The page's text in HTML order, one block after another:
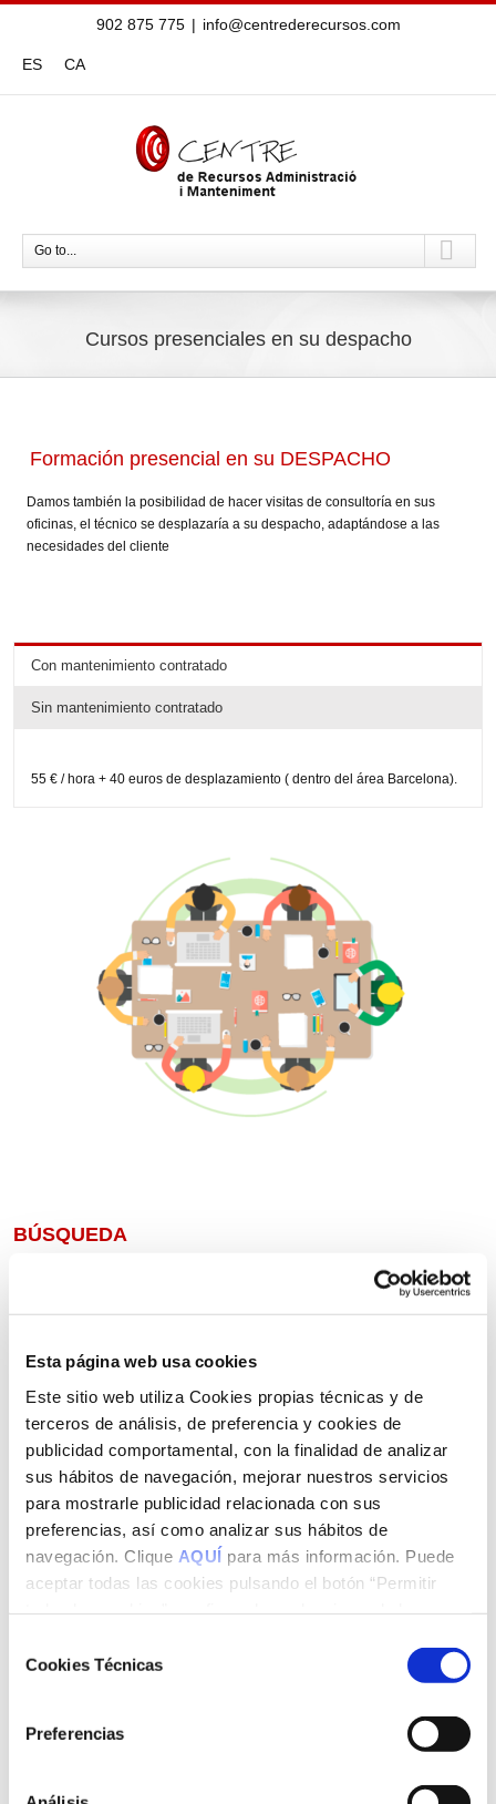
Esta página web usa cookies
Este sitio web utiliza Cookies propias técnicas y de
terceros de análisis, de preferencia y cookies de
publicidad comportamental, con la finalidad de analizar
sus hábitos de navegación, mejorar nuestros servicios
para mostrarle publicidad relacionada con sus
preferencias, así como analizar sus hábitos de
navegación. Clique AQUÍ para más información. Puede
aceptar todas las cookies pulsando el botón “Permitir
la selección” o rechazar su uso pulsando el botón “Solo
deCookies Técnicas
Preferencias
902 875 775 | info@centrederecursos.com
ES CA
Go to...
Cursos presenciales en su despacho
Formación presencial en su DESPACHO
Damos también la posibilidad de hacer visitas de consultoría en sus
oficinas, el técnico se desplazaría a su despacho, adaptándose a las
necesidades del cliente
Con mantenimiento contratado
Sin mantenimiento contratado
55 € / hora + 40 euros de desplazamiento ( dentro del área Barcelona).
BÚSQUEDA